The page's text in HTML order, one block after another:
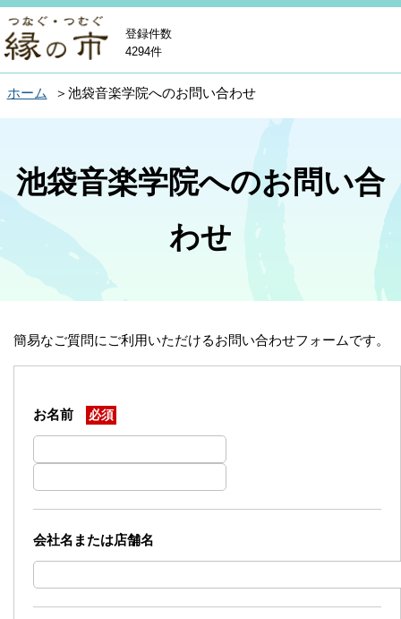
登録件数
4294件
ホーム 池袋音楽学院へのお問い合わせ
池袋音楽学院へのお問い合
わせ
簡易なご質問にご利用いただけるお問い合わせフォームです。
お名前 必須
会社名または店舗名